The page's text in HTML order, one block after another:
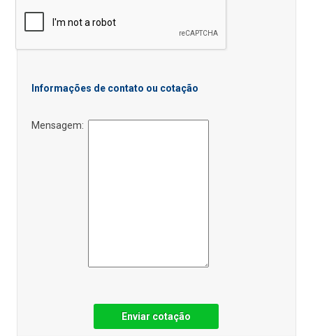
Informações de contato ou cotação
Mensagem:
Enviar cotação